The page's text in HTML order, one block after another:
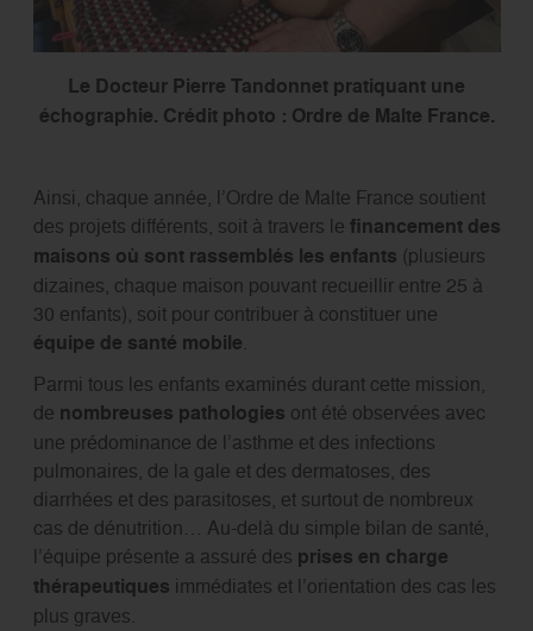
Le Docteur Pierre Tandonnet pratiquant une
échographie. Crédit photo : Ordre de Malte France.
Ainsi, chaque année, l’Ordre de Malte France soutient
des projets différents, soit à travers le ﬁnancement des
maisons où sont rassemblés les enfants (plusieurs
dizaines, chaque maison pouvant recueillir entre 25 à
30 enfants), soit pour contribuer à constituer une
équipe de santé mobile.
Parmi tous les enfants examinés durant cette mission,
de nombreuses pathologies ont été observées avec
une prédominance de l’asthme et des infections
pulmonaires, de la gale et des dermatoses, des
diarrhées et des parasitoses, et surtout de nombreux
cas de dénutrition… Au-delà du simple bilan de santé,
l’équipe présente a assuré des prises en charge
thérapeutiques immédiates et l’orientation des cas les
plus graves.